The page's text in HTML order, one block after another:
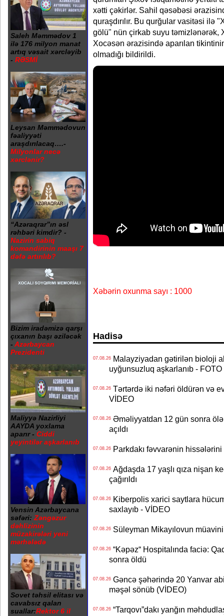
Saleh Məmmədov 1
ilə 176 milyon manat
artıq vəsait xərcləyib
- RƏSMİ
Leysan Məmmədovun
fəaliyyəti
araşdırılacaq….-
Milyonlar necə
xərclənir?
“Azəraqrar”ın əsl
rəhbəri kimdir? -
Nazirin sabiq
komandirinin maaşı 7
dəfə artırılıb?
Bizim iradəmizə qarşı
çıxanın başı əziləcək
- Azərbaycan
Prezidenti
Maliyyə Nazirliyi
AAYDA yoxlama
aparır - Ciddi
yeyintilər aşkarlanıb
Vensin Azərbaycana
səfəri: Zəngəzur
dəhlizinin
müzakirələri yeni
mərhələdə
Sovet təhsil elitası və
cavabsız qalan
suallar:Rektor 6 il
xətti çəkirlər. Sahil qəsəbəsi
quraşdırılır. Bu qurğular vasitəsi ilə
gölü" nün çirkab suyu təmizlənərək,
Xocəsən ərazisində aparılan
olmadığı bildirildi.
Xəbərin oxunma sayı : 1000
Hadisə
07.08.26Malayziyadan gətirilən bioloji
uyğunsuzluq aşkarlanıb - FOTO
07.08.26Tərtərdə iki nəfəri öldürən və
VİDEO
07.08.26Əməliyyatdan 12 gün sonra
açıldı
07.08.26Parkdakı fəvvarənin hissələrini
07.08.26Ağdaşda 17 yaşlı qıza nişan
çağırıldı
07.08.26Kiberpolis xarici saytlara
saxlayıb - VİDEO
07.08.26Süleyman Mikayılovun
07.08.26“Kəpəz“ Hospitalında faciə:
sonra öldü
07.08.26Gəncə şəhərində 20 Yanvar
məşəl sönüb (VİDEO)
07.08.26“Tarqovı”dakı yanğın